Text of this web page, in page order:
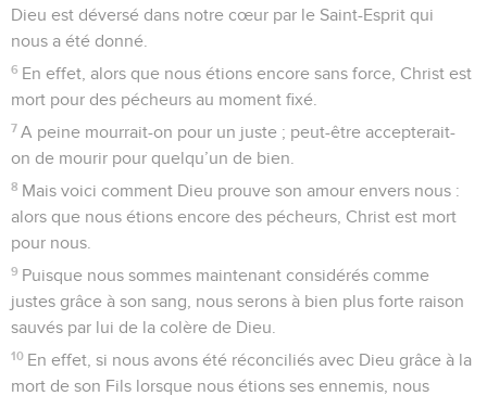
Dieu est déversé dans notre cœur par le Saint-Esprit qui
nous a été donné.
6 En effet, alors que nous étions encore sans force, Christ est
mort pour des pécheurs au moment fixé.
7 A peine mourrait-on pour un juste ; peut-être accepterait-
on de mourir pour quelqu’un de bien.
8 Mais voici comment Dieu prouve son amour envers nous :
alors que nous étions encore des pécheurs, Christ est mort
pour nous.
9 Puisque nous sommes maintenant considérés comme
justes grâce à son sang, nous serons à bien plus forte raison
sauvés par lui de la colère de Dieu.
10 En effet, si nous avons été réconciliés avec Dieu grâce à la
mort de son Fils lorsque nous étions ses ennemis, nous